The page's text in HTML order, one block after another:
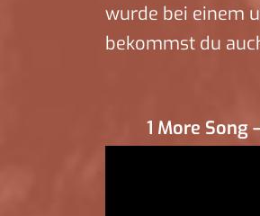
wurde bei einem
bekommst du
1 More Song